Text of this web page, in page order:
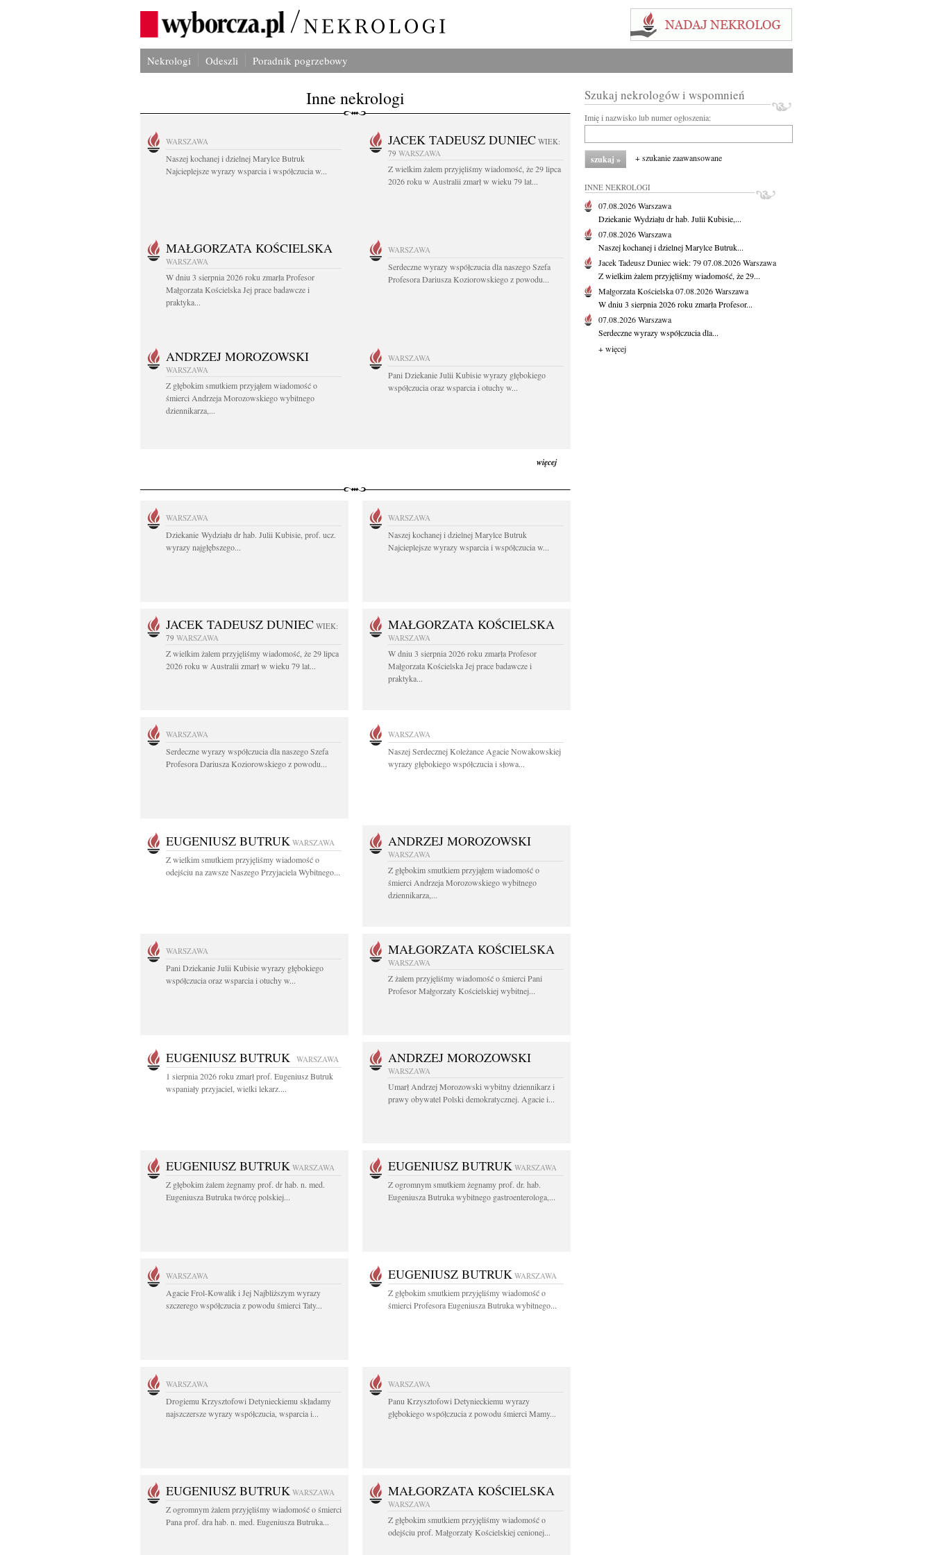
Nekrologi Odeszli Poradnik pogrzebowy
Inne nekrologi
WARSZAWA
Naszej kochanej i dzielnej Marylce Butruk
Najcieplejsze wyrazy wsparcia i współczucia w...
JACEK TADEUSZ DUNIEC WIEK:
79 WARSZAWA
Z wielkim żalem przyjęliśmy wiadomość, że 29 lipca
2026 roku w Australii zmarł w wieku 79 lat...
MAŁGORZATA KOŚCIELSKA
WARSZAWA
W dniu 3 sierpnia 2026 roku zmarła Profesor
Małgorzata Kościelska Jej prace badawcze i
praktyka...
WARSZAWA
Serdeczne wyrazy współczucia dla naszego Szefa
Profesora Dariusza Koziorowskiego z powodu...
ANDRZEJ MOROZOWSKI
WARSZAWA
Z głębokim smutkiem przyjąłem wiadomość o
śmierci Andrzeja Morozowskiego wybitnego
dziennikarza,...
WARSZAWA
Pani Dziekanie Julii Kubisie wyrazy głębokiego
współczucia oraz wsparcia i otuchy w...
więcej
WARSZAWA
Dziekanie Wydziału dr hab. Julii Kubisie, prof. ucz.
wyrazy najgłębszego...
WARSZAWA
Naszej kochanej i dzielnej Marylce Butruk
Najcieplejsze wyrazy wsparcia i współczucia w...
JACEK TADEUSZ DUNIEC WIEK:
79 WARSZAWA
Z wielkim żalem przyjęliśmy wiadomość, że 29 lipca
2026 roku w Australii zmarł w wieku 79 lat...
MAŁGORZATA KOŚCIELSKA
WARSZAWA
W dniu 3 sierpnia 2026 roku zmarła Profesor
Małgorzata Kościelska Jej prace badawcze i
praktyka...
WARSZAWA
Serdeczne wyrazy współczucia dla naszego Szefa
Profesora Dariusza Koziorowskiego z powodu...
WARSZAWA
Naszej Serdecznej Koleżance Agacie Nowakowskiej
wyrazy głębokiego współczucia i słowa...
EUGENIUSZ BUTRUK WARSZAWA
Z wielkim smutkiem przyjęliśmy wiadomość o
odejściu na zawsze Naszego Przyjaciela Wybitnego...
ANDRZEJ MOROZOWSKI
WARSZAWA
Z głębokim smutkiem przyjąłem wiadomość o
śmierci Andrzeja Morozowskiego wybitnego
dziennikarza,...
WARSZAWA
Pani Dziekanie Julii Kubisie wyrazy głębokiego
współczucia oraz wsparcia i otuchy w...
MAŁGORZATA KOŚCIELSKA
WARSZAWA
Z żalem przyjęliśmy wiadomość o śmierci Pani
Profesor Małgorzaty Kościelskiej wybitnej...
EUGENIUSZ BUTRUK WARSZAWA
1 sierpnia 2026 roku zmarł prof. Eugeniusz Butruk
wspaniały przyjaciel, wielki lekarz....
ANDRZEJ MOROZOWSKI
WARSZAWA
Umarł Andrzej Morozowski wybitny dziennikarz i
prawy obywatel Polski demokratycznej. Agacie i...
EUGENIUSZ BUTRUK WARSZAWA
Z głębokim żalem żegnamy prof. dr hab. n. med.
Eugeniusza Butruka twórcę polskiej...
EUGENIUSZ BUTRUK WARSZAWA
Z ogromnym smutkiem żegnamy prof. dr. hab.
Eugeniusza Butruka wybitnego gastroenterologa,...
WARSZAWA
Agacie Frol-Kowalik i Jej Najbliższym wyrazy
szczerego współczucia z powodu śmierci Taty...
EUGENIUSZ BUTRUK WARSZAWA
Z głębokim smutkiem przyjęliśmy wiadomość o
śmierci Profesora Eugeniusza Butruka wybitnego...
WARSZAWA
Drogiemu Krzysztofowi Detynieckiemu składamy
najszczersze wyrazy współczucia, wsparcia i...
WARSZAWA
Panu Krzysztofowi Detynieckiemu wyrazy
głębokiego współczucia z powodu śmierci Mamy...
EUGENIUSZ BUTRUK WARSZAWA
Z ogromnym żalem przyjęliśmy wiadomość o śmierci
Pana prof. dra hab. n. med. Eugeniusza Butruka...
MAŁGORZATA KOŚCIELSKA
WARSZAWA
Z głębokim smutkiem przyjęliśmy wiadomość o
odejściu prof. Małgorzaty Kościelskiej cenionej...
Szukaj nekrologów i wspomnień
Imię i nazwisko lub numer ogłoszenia:
+ szukanie zaawansowane
INNE NEKROLOGI
07.08.2026Warszawa
Dziekanie Wydziału dr hab. Julii Kubisie,...
07.08.2026Warszawa
Naszej kochanej i dzielnej Marylce Butruk...
Jacek Tadeusz Duniecwiek: 7907.08.2026Warszawa
Z wielkim żalem przyjęliśmy wiadomość, że 29...
Małgorzata Kościelska07.08.2026Warszawa
W dniu 3 sierpnia 2026 roku zmarła Profesor...
07.08.2026Warszawa
Serdeczne wyrazy współczucia dla...
+ więcej